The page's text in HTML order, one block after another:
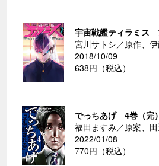
宇宙戦艦ティラミス
宮川サトシ／原作、
2018/10/09
638円（税込）
でっちあげ 4巻（完）
福田ますみ／原案、
2022/01/08
770円（税込）